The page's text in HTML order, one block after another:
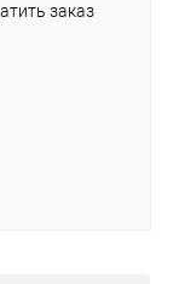
заказ